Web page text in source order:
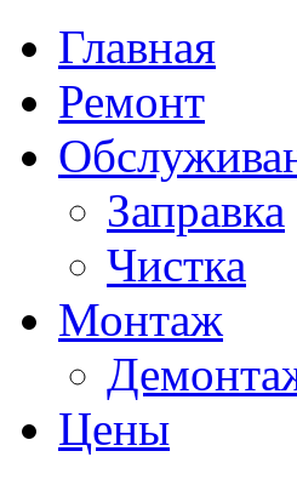
Главная
Ремонт
Заправка
Чистка
Монтаж
Цены